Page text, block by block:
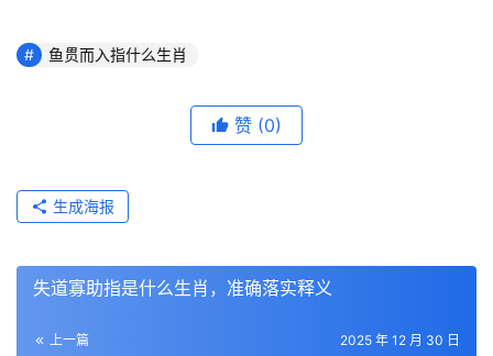
鱼贯而入指什么生肖
赞 (0)
生成海报
失道寡助指是什么生肖，准确落实释义
上一篇 2025 年 12 月 30 日